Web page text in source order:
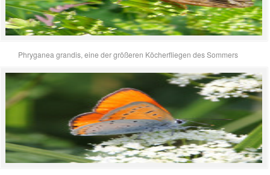
Phryganea grandis, eine der größeren Köcherfliegen des Sommers